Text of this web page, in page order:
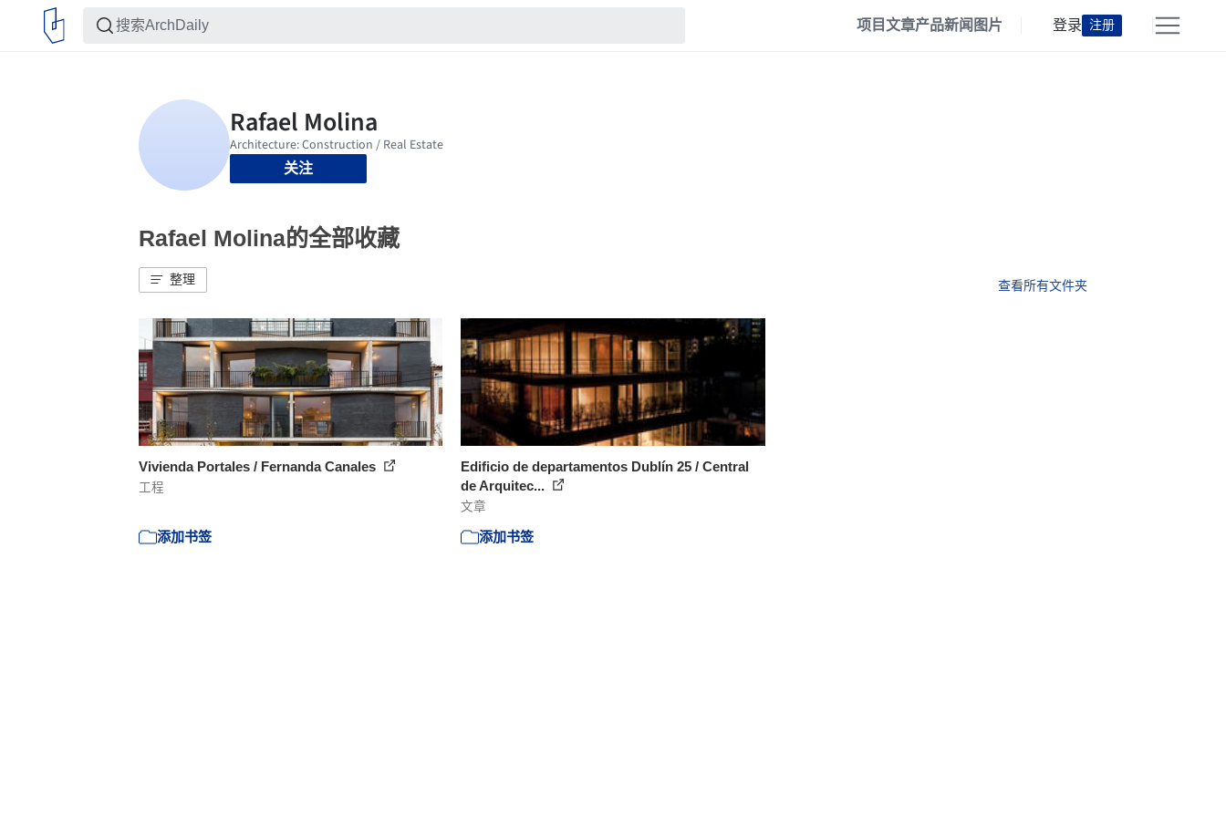
项目文章产品新闻 图片 登录 注册
关注
Rafael Molina的全部收藏
整理 查看所有文件夹
Vivienda Portales / Fernanda Canales
工程
添加书签
Edificio de departamentos Dublín 25 / Central
de Arquitec...
文章
添加书签